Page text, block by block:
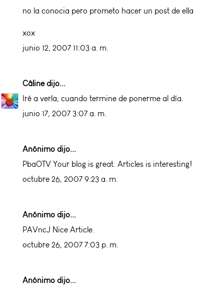
no la conocia pero prometo hacer un post de ella
xox
junio 12, 2007 11:03 a. m.
Câlinedijo...
Iré a verla, cuando termine de ponerme al día.
junio 17, 2007 3:07 a. m.
Anónimo dijo...
PbaOTV Your blog is great. Articles is interesting!
octubre 26, 2007 9:23 a. m.
Anónimo dijo...
PAVncJ Nice Article.
octubre 26, 2007 7:03 p. m.
Anónimo dijo...